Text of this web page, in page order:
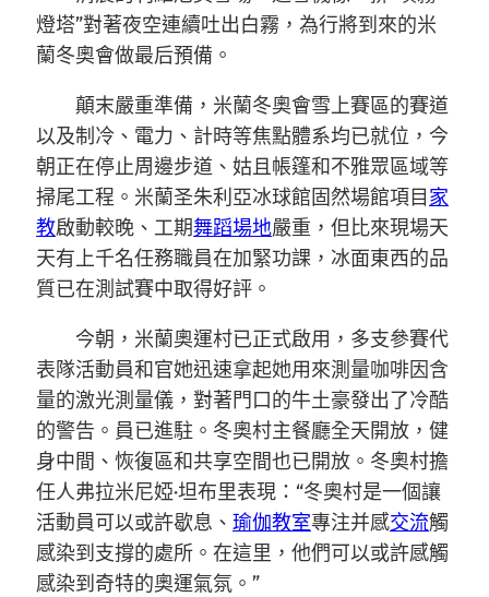
燈塔”對著夜空連續吐出白霧，為行將到來的米
蘭冬奧會做最后預備。
顛末嚴重準備，米蘭冬奧會雪上賽區的賽道
以及制冷、電力、計時等焦點體系均已就位，今
朝正在停止周邊步道、姑且帳篷和不雅眾區域等
掃尾工程。米蘭圣朱利亞冰球館固然場館項目 家
教啟動較晚、工期舞蹈場地嚴重，但比來現場天
天有上千名任務職員在加緊功課，冰面東西的品
質已在測試賽中取得好評。
今朝，米蘭奧運村已正式啟用，多支參賽代
表隊活動員和官她迅速拿起她用來測量咖啡因含
量的激光測量儀，對著門口的牛土豪發出了冷酷
的警告。員已進駐。冬奧村主餐廳全天開放，健
身中間、恢復區和共享空間也已開放。冬奧村擔
任人弗拉米尼婭·坦布里表現：“冬奧村是一個讓
活動員可以或許歇息、 瑜伽教室專注并感交流觸
感染到支撐的處所。在這里，他們可以或許感觸
感染到奇特的奧運氣氛。”